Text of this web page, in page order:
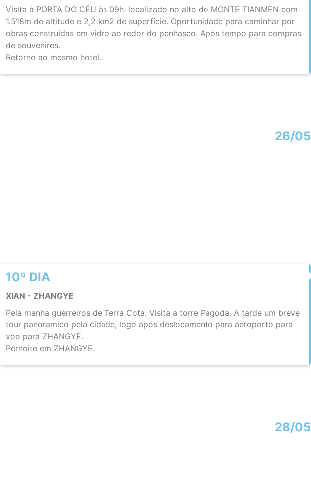
Visita à PORTA DO CÉU às 09h. localizado no alto do MONTE TIANMEN com
1.518m de altitude e 2,2 km2 de superfície. Oportunidade para caminhar por
obras construídas em vidro ao redor do penhasco. Após tempo para compras
de souvenires.
Retorno ao mesmo hotel.
26/05
10º DIA
XIAN - ZHANGYE
Pela manha guerreiros de Terra Cota. Visita a torre Pagoda. A tarde um breve
tour panoramico pela cidade, logo após deslocamento para aeroporto para
voo para ZHANGYE.
Pernoite em ZHANGYE.
28/05